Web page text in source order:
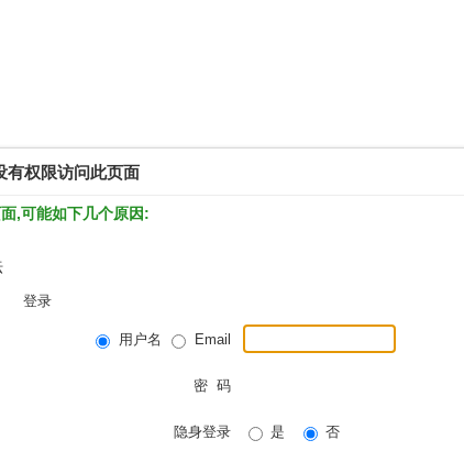
有权限访问此页面
,可能如下几个原因:
登录
用户名 Email
密 码
隐身登录 是 否